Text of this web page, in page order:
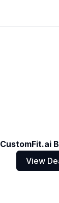
CustomFit.ai
View